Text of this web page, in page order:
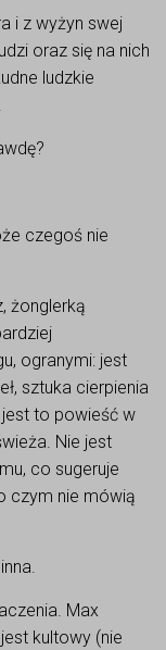
i z wyżyn swej
oraz się na nich
ludzkie
czegoś nie
żonglerką
ogranymi: jest
sztuka cierpienia
to powieść w
Nie jest
co sugeruje
czym nie mówią
Max
kultowy (nie